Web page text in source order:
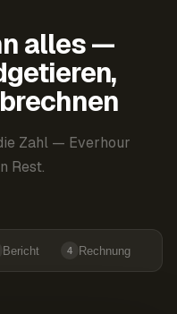
alles —
Zahl — Everhour
Rest.
Bericht 4 Rechnung